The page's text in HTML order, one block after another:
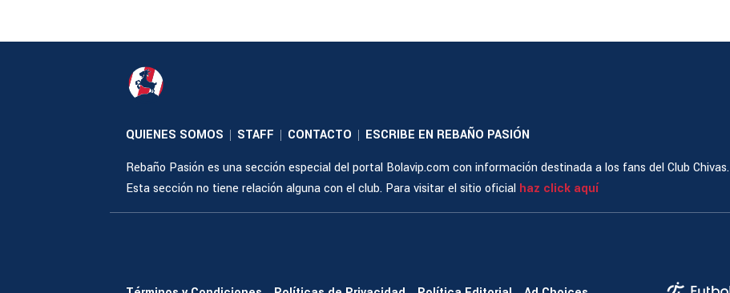
QUIENES SOMOS | STAFF | CONTACTO | ESCRIBE EN REBAÑO PASIÓN
Rebaño Pasión es una sección especial del portal Bolavip.com con información destinada a los fans del Club Chivas.
Esta sección no tiene relación alguna con el club. Para visitar el sitio oficial haz click aquí